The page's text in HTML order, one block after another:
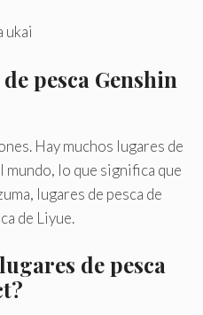
ukai
pesca Genshin
Hay muchos lugares de
mundo, lo que significa que
lugares de pesca de
de Liyue.
de pesca